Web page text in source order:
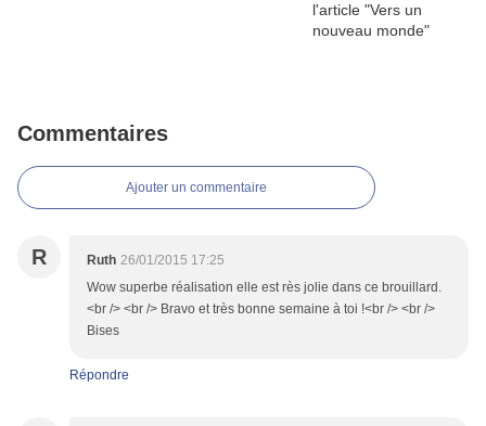
Commentaires
Ajouter un commentaire
R Ruth 26/01/2015 17:25
Wow superbe réalisation elle est rès jolie dans ce brouillard.
<br /> <br /> Bravo et très bonne semaine à toi !<br /> <br />
Bises
Répondre